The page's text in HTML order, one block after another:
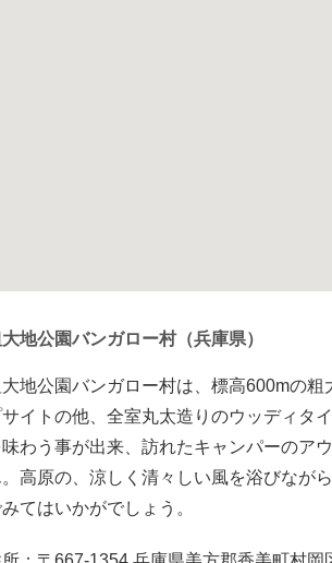
地公園バンガロー村（兵庫県）
地公園バンガロー村は、標高600mの
サイトの他、全室丸太造りのウッディタ
味わう事が出来、訪れたキャンパーのア
。高原の、涼しく清々しい風を浴びなが
てはいかがでしょう。